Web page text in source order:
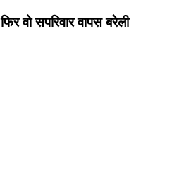
वो सपरिवार वापस बरेली